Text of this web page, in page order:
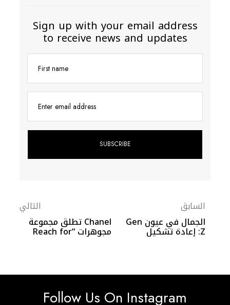
Sign up with your email address
to receive news and updates
First name
Enter email address
السابق
الجمال في عيون Gen
Z: إعادة تشكيل
المعايير ونظرة جديدة
التالي
Chanel تطلق مجموعة
مجوهرات “Reach for
Follow Us On Instagram